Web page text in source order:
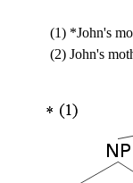
(1) *John's
(2) John's